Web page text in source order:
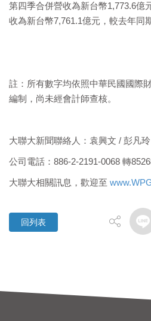
第四季合併營收為新台幣1,773.6億
收為新台幣7,761.1億元，較去年同
註：所有數字均依照中華民國國際
編制，尚未經會計師查核。
大聯大新聞聯絡人：袁興文 / 彭凡玲
公司電話：886-2-2191-0068 轉
大聯大相關訊息，歡迎至
回列表